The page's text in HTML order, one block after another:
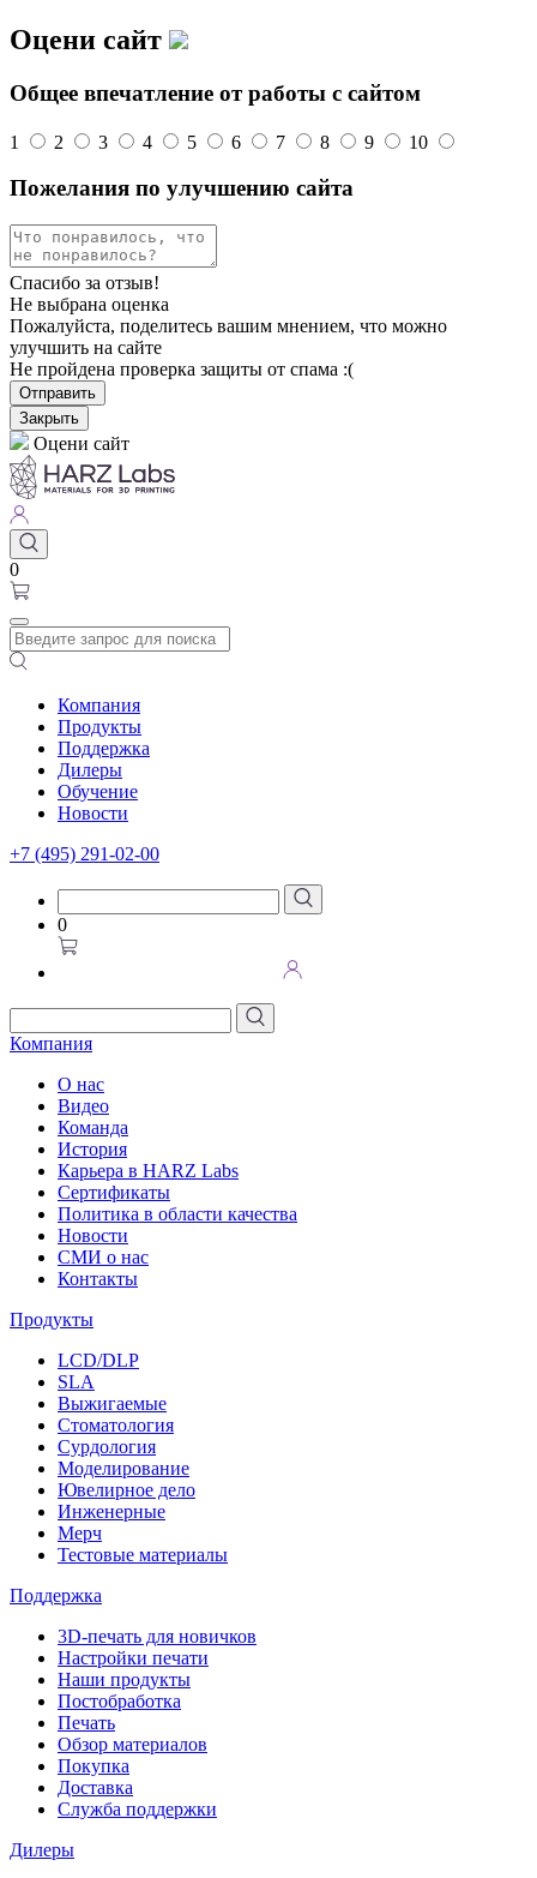
Оцени сайт
Общее впечатление от работы с сайтом
1 2 3 4 5 6 7 8 9 10
Пожелания по улучшению сайта
Спасибо за отзыв!
Не выбрана оценка
Пожалуйста, поделитесь вашим мнением, что можно
улучшить на сайте
Не пройдена проверка защиты от спама :(
Отправить
Закрыть
Оцени сайт
0
Компания
Продукты
Поддержка
Дилеры
Обучение
Новости
+7 (495) 291-02-00
0
Компания
О нас
Видео
Команда
История
Карьера в HARZ Labs
Сертификаты
Политика в области качества
Новости
СМИ о нас
Контакты
Продукты
LCD/DLP
SLA
Выжигаемые
Стоматология
Сурдология
Моделирование
Ювелирное дело
Инженерные
Мерч
Тестовые материалы
Поддержка
3D-печать для новичков
Настройки печати
Наши продукты
Постобработка
Печать
Обзор материалов
Покупка
Доставка
Служба поддержки
Дилеры